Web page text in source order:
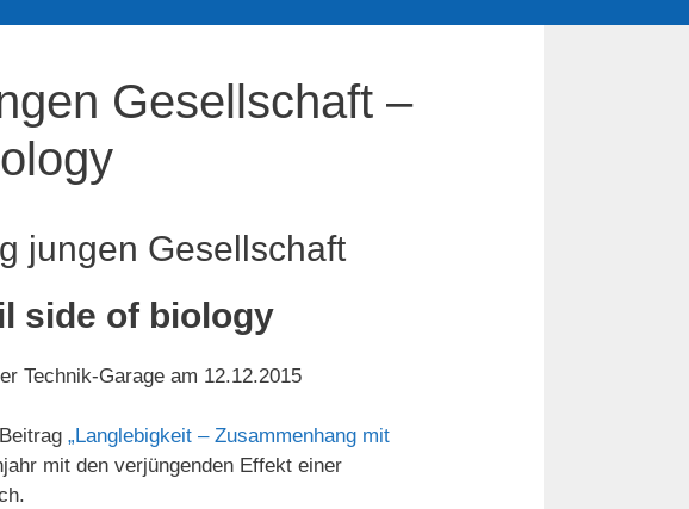
Gesellschaft –
jungen Gesellschaft
side of biology
Technik-Garage am 12.12.2015
„Langlebigkeit – Zusammenhang mit
mit den verjüngenden Effekt einer